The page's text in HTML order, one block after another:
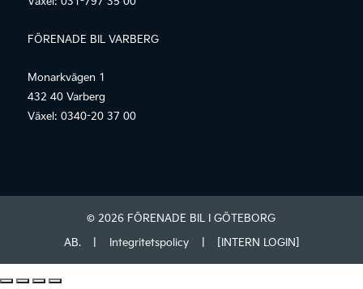
FÖRENADE BIL VARBERG
Monarkvägen 1
432 40 Varberg
Växel: 0340-20 37 00
© 2026 FÖRENADE BIL I GÖTEBORG
AB.
| Integritetspolicy | [INTERN LOGIN]